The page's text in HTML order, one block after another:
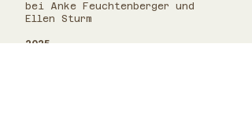
bei Anke Feuchtenberger und
Ellen Sturm
2025